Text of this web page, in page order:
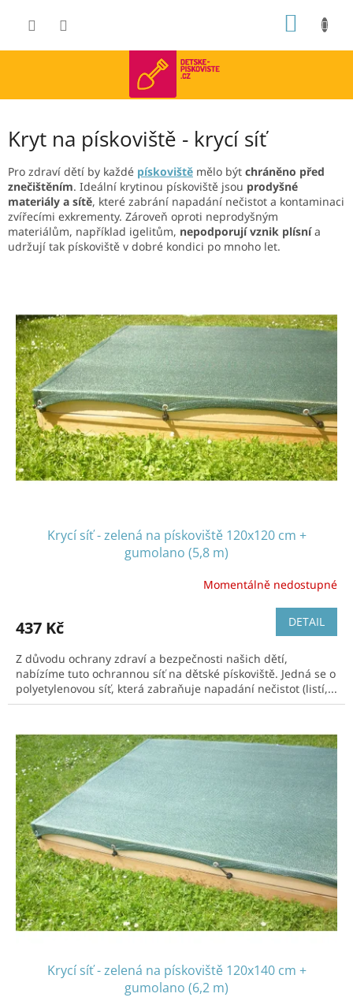
Kryt na pískoviště - krycí síť
Pro zdraví dětí by každé pískoviště mělo být chráněno před
znečištěním. Ideální krytinou pískoviště jsou prodyšné
materiály a sítě, které zabrání napadání nečistot a kontaminaci
zvířecími exkrementy. Zároveň oproti neprodyšným
materiálům, například igelitům, nepodporují vznik plísnía
udržují tak pískoviště v dobré kondici po mnoho let.
Krycí síť - zelená na pískoviště 120x120 cm +
gumolano (5,8 m)
Momentálně nedostupné
437 Kč DETAIL
Z důvodu ochrany zdraví a bezpečnosti našich dětí,
nabízíme tuto ochrannou síť na dětské pískoviště. Jedná se o
polyetylenovou síť, která zabraňuje napadání nečistot (listí,...
Krycí síť - zelená na pískoviště 120x140 cm +
gumolano (6,2 m)